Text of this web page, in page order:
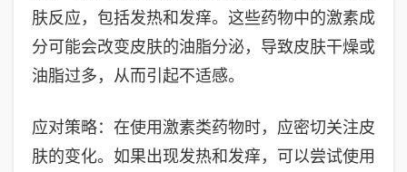
肤反应，包括发热和发痒。这些药物中的激素成
分可能会改变皮肤的油脂分泌，导致皮肤干燥或
油脂过多，从而引起不适感。
应对策略：在使用激素类药物时，应密切关注皮
肤的变化。如果出现发热和发痒，可以尝试使用